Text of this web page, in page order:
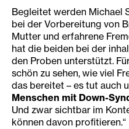
Begleitet werden Michael
bei der Vorbereitung von
Mutter und erfahrene
hat die beiden bei der
den Proben unterstützt.
schön zu sehen, wie viel
das bereitet – es tut auch
Menschen mit Down-
Und zwar sichtbar im
können davon profitieren.“